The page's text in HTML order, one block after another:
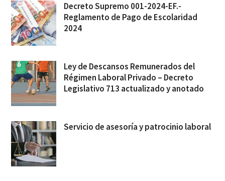
Decreto Supremo 001-2024-EF.-
Reglamento de Pago de Escolaridad
2024
Ley de Descansos Remunerados del
Régimen Laboral Privado – Decreto
Legislativo 713 actualizado y anotado
Servicio de asesoría y patrocinio laboral